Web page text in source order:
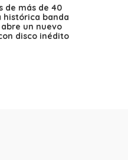
de más de 40
histórica banda
un nuevo
disco inédito